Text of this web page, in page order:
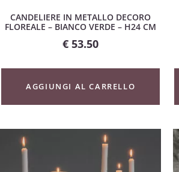
CANDELIERE IN METALLO DECORO
FLOREALE – BIANCO VERDE – H24 CM
€ 53.50
AGGIUNGI AL CARRELLO